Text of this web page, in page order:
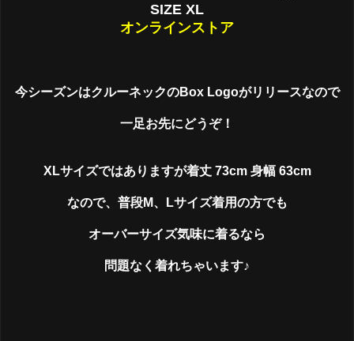
SIZE XL
オンラインストア
今シーズンはクルーネックのBox Logoがリリースなので
一足お先にどうぞ！
XLサイズではありますが着丈 73cm 身幅 63cm
なので、普段M、Lサイズ着用の方でも
オーバーサイズ気味に着るなら
問題なく着れちゃいます♪